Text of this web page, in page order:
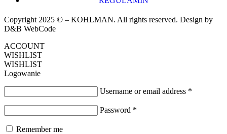
Copyright 2025 © – KOHLMAN. All rights reserved. Design by
D&B WebCode
ACCOUNT
WISHLIST
WISHLIST
Logowanie
Username or email address *
Password *
Remember me